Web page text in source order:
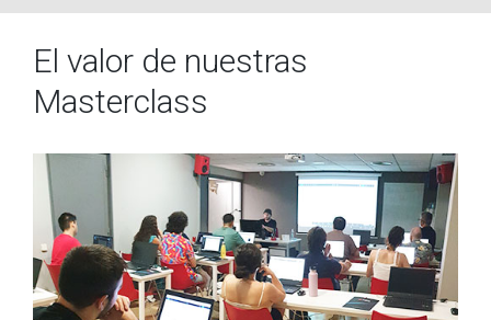
El valor de nuestras
Masterclass